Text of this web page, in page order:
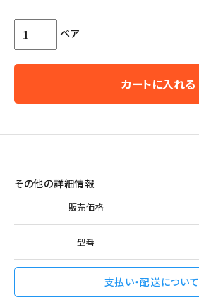
ペア
カートに入れる
その他の詳細情報
販売価格
型番
支払い・配送について